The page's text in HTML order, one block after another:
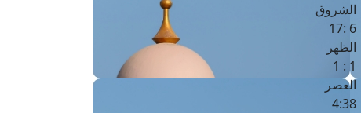
الشروق
6 :17
الظهر
1 : 1
العصر
4:38